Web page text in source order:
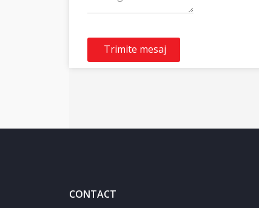
Trimite mesaj
CONTACT